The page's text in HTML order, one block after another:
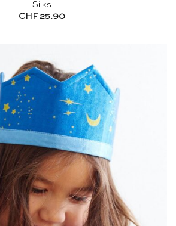
Silks
CHF25.90